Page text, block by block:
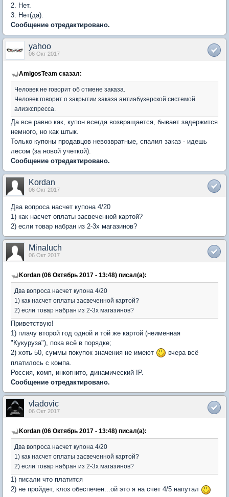
2. Нет.
3. Нет(да).
Сообщение отредактировано.
yahoo
06 Окт 2017
AmigosTeam сказал:
Человек не говорит об отмене заказа.
Человек говорит о закрытии заказа антиабузерской системой
алиэкспресса.
Да все равно как, купон всегда возвращается, бывает задержится
немного, но как штык.
Только купоны продавцов невозвратные, спалил заказ - идешь
лесом (за новой учеткой).
Сообщение отредактировано.
Kordan
06 Окт 2017
Два вопроса насчет купона 4/20
1) как насчет оплаты засвеченной картой?
2) если товар набран из 2-3х магазинов?
Minaluch
06 Окт 2017
Kordan (06 Октябрь 2017 - 13:48) писал(а):
Два вопроса насчет купона 4/20
1) как насчет оплаты засвеченной картой?
2) если товар набран из 2-3х магазинов?
Приветствую!
1) плачу второй год одной и той же картой (неименная
"Кукуруза"), пока всё в порядке;
2) хоть 50, суммы покупок значения не имеют
вчера всё
платилось с компа.
Россия, комп, инкогнито, динамический IP.
Сообщение отредактировано.
vladovic
06 Окт 2017
Kordan (06 Октябрь 2017 - 13:48) писал(а):
Два вопроса насчет купона 4/20
1) как насчет оплаты засвеченной картой?
2) если товар набран из 2-3х магазинов?
1) писали что платится
2) не пройдет, клоз обеспечен...ой это я на счет 4/5 напутал